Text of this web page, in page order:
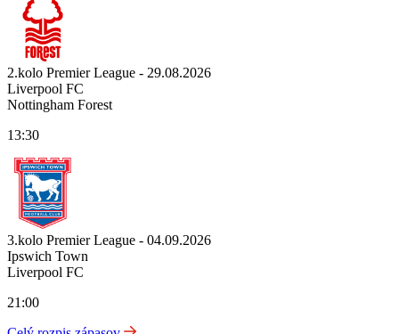
2.kolo Premier League - 29.08.2026
Liverpool FC
Nottingham Forest
13:30
3.kolo Premier League - 04.09.2026
Ipswich Town
Liverpool FC
21:00